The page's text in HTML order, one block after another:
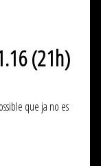
(21h)
que ja no es